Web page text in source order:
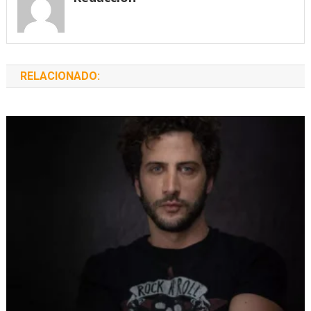
RELACIONADO: